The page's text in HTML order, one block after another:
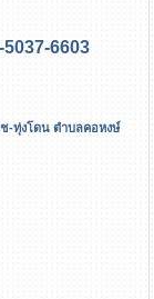
6603
-ทุ่งโดน ตำบลคอหงษ์